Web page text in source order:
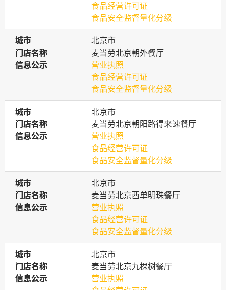
食品经营许可证
食品安全监督量化分级
城市
城市
北京市
门店名称
门店名称
麦当劳北京朝外餐厅
信息公示
信息公示
营业执照
食品经营许可证
食品安全监督量化分级
城市
城市
北京市
门店名称
门店名称
麦当劳北京朝阳路得来速餐厅
信息公示
信息公示
营业执照
食品经营许可证
食品安全监督量化分级
城市
城市
北京市
门店名称
门店名称
麦当劳北京西单明珠餐厅
信息公示
信息公示
营业执照
食品经营许可证
食品安全监督量化分级
城市
城市
北京市
门店名称
门店名称
麦当劳北京九棵树餐厅
信息公示
信息公示
营业执照